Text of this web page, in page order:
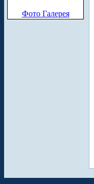
Фото Галерея